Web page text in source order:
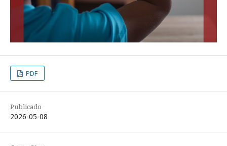
PDF
Publicado
2026-05-08